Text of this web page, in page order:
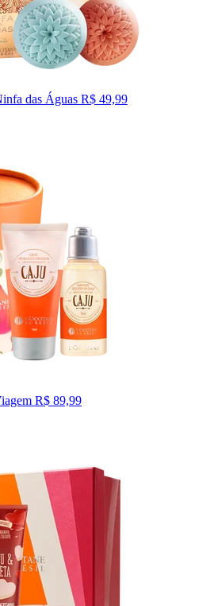
das Águas R$ 49,99
R$ 89,99